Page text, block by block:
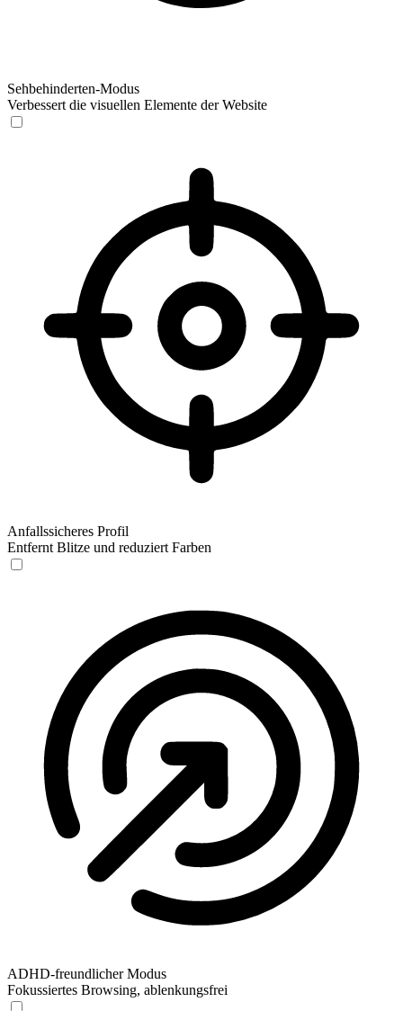
Sehbehinderten-Modus
Verbessert die visuellen Elemente der Website
Anfallssicheres Profil
Entfernt Blitze und reduziert Farben
ADHD-freundlicher Modus
Fokussiertes Browsing, ablenkungsfrei